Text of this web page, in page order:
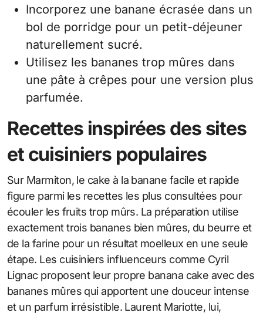
Incorporez une banane écrasée dans un
bol de porridge pour un petit-déjeuner
naturellement sucré.
Utilisez les bananes trop mûres dans
une pâte à crêpes pour une version plus
parfumée.
Recettes inspirées des sites
et cuisiniers populaires
Sur Marmiton, le cake à la banane facile et rapide
figure parmi les recettes les plus consultées pour
écouler les fruits trop mûrs. La préparation utilise
exactement trois bananes bien mûres, du beurre et
de la farine pour un résultat moelleux en une seule
étape. Les cuisiniers influenceurs comme Cyril
Lignac proposent leur propre banana cake avec des
bananes mûres qui apportent une douceur intense
et un parfum irrésistible. Laurent Mariotte, lui,